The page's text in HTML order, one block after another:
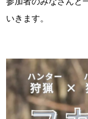
いきます。